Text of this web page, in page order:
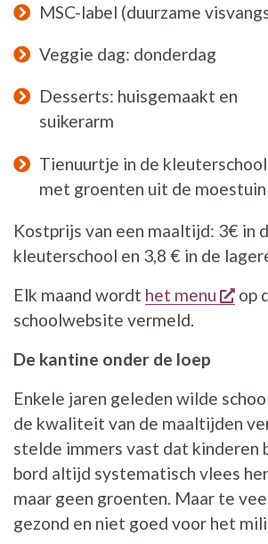
MSC-label (duurzame
Veggie dag: donderdag
Desserts: huisgemaakt en
suikerarm
Tienuurtje in de
met groenten uit de moestuin
Kostprijs van een maaltijd: 3€ in
kleuterschool en 3,8 € in de
Elk maand wordt het menu
op
schoolwebsite vermeld.
De kantine onder de loep
Enkele jaren geleden wilde
de kwaliteit van de maaltijden
stelde immers vast dat kinderen
bord altijd systematisch vlees
maar geen groenten. Maar te
gezond en niet goed voor het